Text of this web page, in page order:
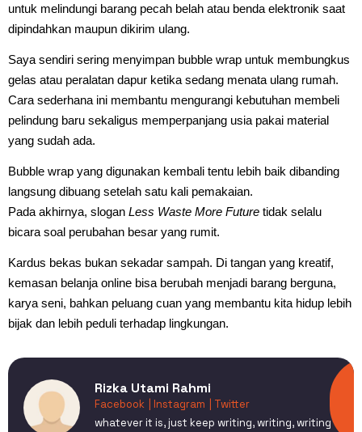
untuk melindungi barang pecah belah atau benda elektronik saat
dipindahkan maupun dikirim ulang.
Saya sendiri sering menyimpan bubble wrap untuk membungkus
gelas atau peralatan dapur ketika sedang menata ulang rumah.
Cara sederhana ini membantu mengurangi kebutuhan membeli
pelindung baru sekaligus memperpanjang usia pakai material
yang sudah ada.
Bubble wrap yang digunakan kembali tentu lebih baik dibanding
langsung dibuang setelah satu kali pemakaian.
Pada akhirnya, slogan Less Waste More Future tidak selalu
bicara soal perubahan besar yang rumit.
Kardus bekas bukan sekadar sampah. Di tangan yang kreatif,
kemasan belanja online bisa berubah menjadi barang berguna,
karya seni, bahkan peluang cuan yang membantu kita hidup lebih
bijak dan lebih peduli terhadap lingkungan.
Rizka Utami Rahmi
Facebook | Instagram
| Twitter
whatever it is, just keep writing, writing, writing